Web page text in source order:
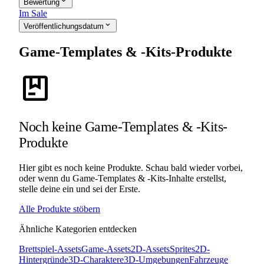
Bewertung
Im Sale
Veröffentlichungsdatum expand_more
Game-Templates & -Kits-Produkte
package
Noch keine Game-Templates & -Kits-
Produkte
Hier gibt es noch keine Produkte. Schau bald wieder vorbei,
oder wenn du Game-Templates & -Kits-Inhalte erstellst,
stelle deine ein und sei der Erste.
Alle Produkte stöbern
Ähnliche Kategorien entdecken
Brettspiel-AssetsGame-Assets2D-AssetsSprites2D-
Hintergründe3D-Charaktere3D-UmgebungenFahrzeuge